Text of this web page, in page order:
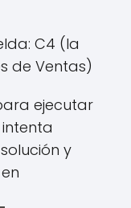
C4 (la
de Ventas)
ejecutar
intenta
y